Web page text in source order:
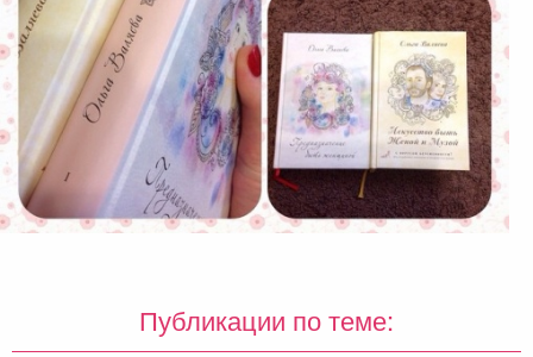
Публикации по теме: